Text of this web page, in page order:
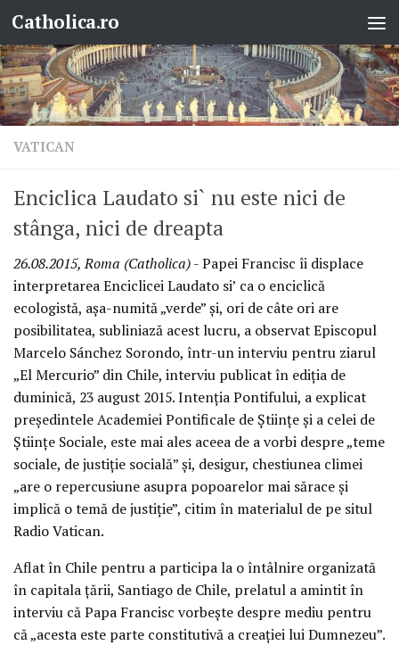
Skip to content
Catholica.ro
VATICAN
Enciclica Laudato si` nu este nici de
stânga, nici de dreapta
26.08.2015, Roma (Catholica)- Papei Francisc îi displace
interpretarea Enciclicei Laudato si’ ca o enciclică
ecologistă, așa-numită „verde” și, ori de câte ori are
posibilitatea, subliniază acest lucru, a observat Episcopul
Marcelo Sánchez Sorondo, într-un interviu pentru ziarul
„El Mercurio” din Chile, interviu publicat în ediția de
duminică, 23 august 2015. Intenția Pontifului, a explicat
președintele Academiei Pontificale de Științe și a celei de
Științe Sociale, este mai ales aceea de a vorbi despre „teme
sociale, de justiție socială” și, desigur, chestiunea climei
„are o repercusiune asupra popoarelor mai sărace și
implică o temă de justiție”, citim în materialul de pe situl
Radio Vatican.
Aflat în Chile pentru a participa la o întâlnire organizată
în capitala țării, Santiago de Chile, prelatul a amintit în
interviu că Papa Francisc vorbește despre mediu pentru
că „acesta este parte constitutivă a creației lui Dumnezeu”.